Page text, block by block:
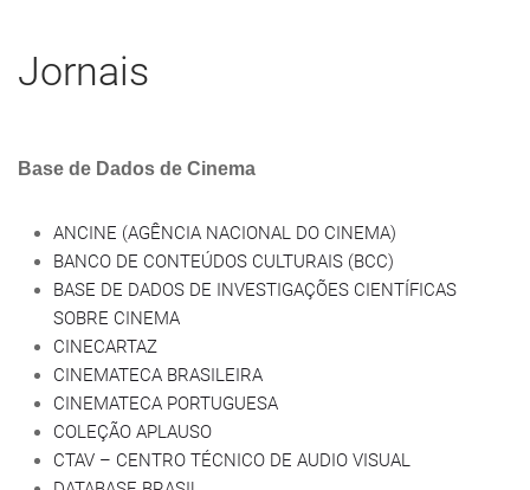
Jornais
Base de Dados de Cinema
ANCINE (AGÊNCIA NACIONAL DO CINEMA)
BANCO DE CONTEÚDOS CULTURAIS (BCC)
BASE DE DADOS DE INVESTIGAÇÕES CIENTÍFICAS
SOBRE CINEMA
CINECARTAZ
CINEMATECA BRASILEIRA
CINEMATECA PORTUGUESA
COLEÇÃO APLAUSO
CTAV – CENTRO TÉCNICO DE AUDIO VISUAL